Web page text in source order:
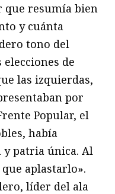
resumía bien
y cuánta
tono del
elecciones de
las izquierdas,
por
Popular, el
había
y patria única. Al
aplastarlo».
líder del ala